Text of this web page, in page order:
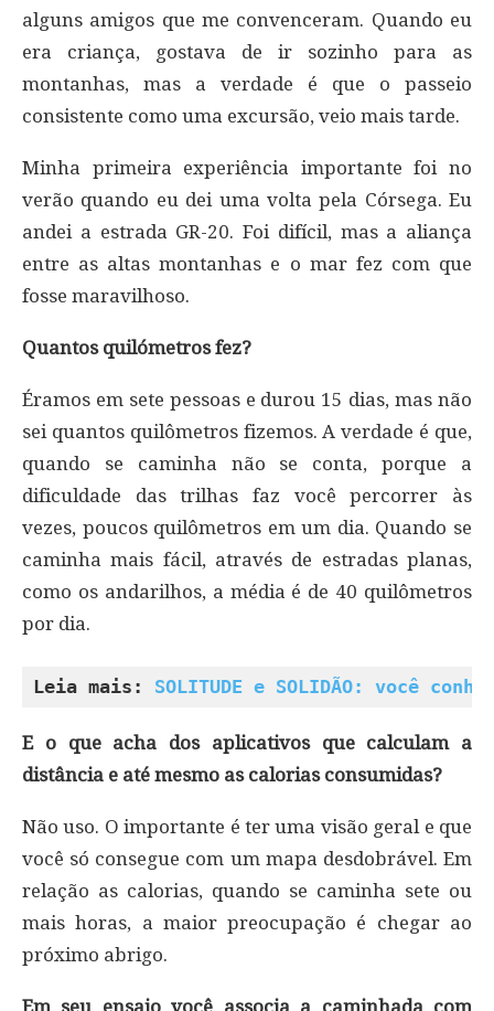
alguns amigos que me convenceram. Quando eu
era criança, gostava de ir sozinho para as
montanhas, mas a verdade é que o passeio
consistente como uma excursão, veio mais tarde.
Minha primeira experiência importante foi no
verão quando eu dei uma volta pela Córsega. Eu
andei a estrada GR-20. Foi difícil, mas a aliança
entre as altas montanhas e o mar fez com que
fosse maravilhoso.
Quantos quilómetros fez?
Éramos em sete pessoas e durou 15 dias, mas não
sei quantos quilômetros fizemos. A verdade é que,
quando se caminha não se conta, porque a
dificuldade das trilhas faz você percorrer às
vezes, poucos quilômetros em um dia. Quando se
caminha mais fácil, através de estradas planas,
como os andarilhos, a média é de 40 quilômetros
por dia.
Leia mais: SOLITUDE e SOLIDÃO: você
E o que acha dos aplicativos que calculam a
distância e até mesmo as calorias consumidas?
Não uso. O importante é ter uma visão geral e que
você só consegue com um mapa desdobrável. Em
relação as calorias, quando se caminha sete ou
mais horas, a maior preocupação é chegar ao
próximo abrigo.
Em seu ensaio você associa a caminhada com